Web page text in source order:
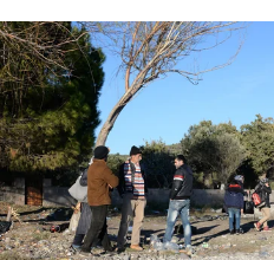
sport
berlin
nord
wahrheit
verlag